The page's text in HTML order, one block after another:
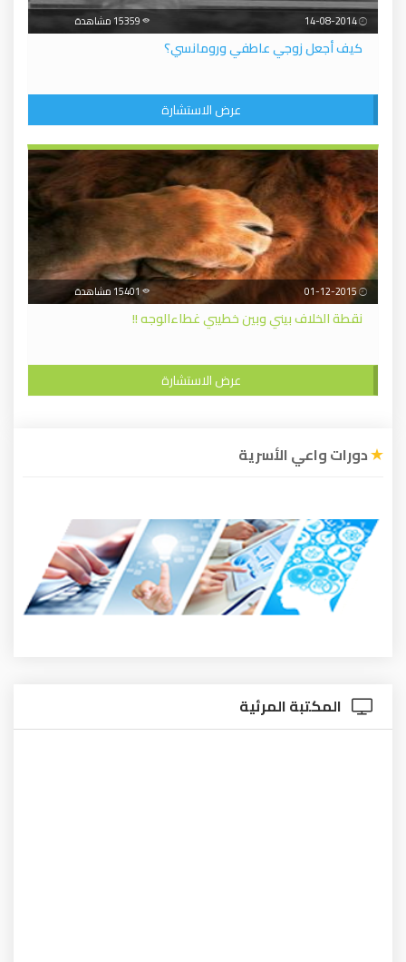
كيف أجعل زوجي عاطفي ورومانسي؟
عرض الاستشارة
01-12-2015 15401 مشاهدة
نقطة الخلاف بيني وبين خطيبي غطاءالوجه !!
عرض الاستشارة
دورات واعي الأسرية
المكتبة المرئية